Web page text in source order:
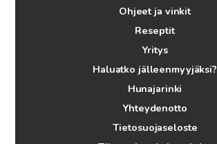
Ohjeet ja vinkit
Reseptit
Yritys
Haluatko jälleenmyyjäksi?
Hunajarinki
Yhteydenotto
Tietosuojaseloste